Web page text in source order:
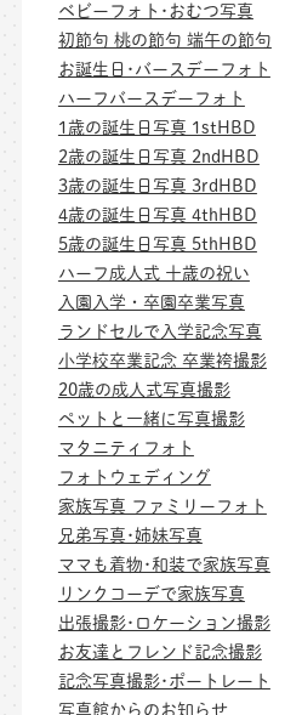
ベビーフォト･おむつ写真
初節句 桃の節句 端午の節句
お誕生日･バースデーフォト
ハーフバースデーフォト
1歳の誕生日写真 1stHBD
2歳の誕生日写真 2ndHBD
3歳の誕生日写真 3rdHBD
4歳の誕生日写真 4thHBD
5歳の誕生日写真 5thHBD
ハーフ成人式 十歳の祝い
入園入学・卒園卒業写真
ランドセルで入学記念写真
小学校卒業記念 卒業袴撮影
20歳の成人式写真撮影
ペットと一緒に写真撮影
マタニティフォト
フォトウェディング
家族写真 ファミリーフォト
兄弟写真･姉妹写真
ママも着物･和装で家族写真
リンクコーデで家族写真
出張撮影･ロケーション撮影
お友達とフレンド記念撮影
記念写真撮影･ポートレート
写真館からのお知らせ